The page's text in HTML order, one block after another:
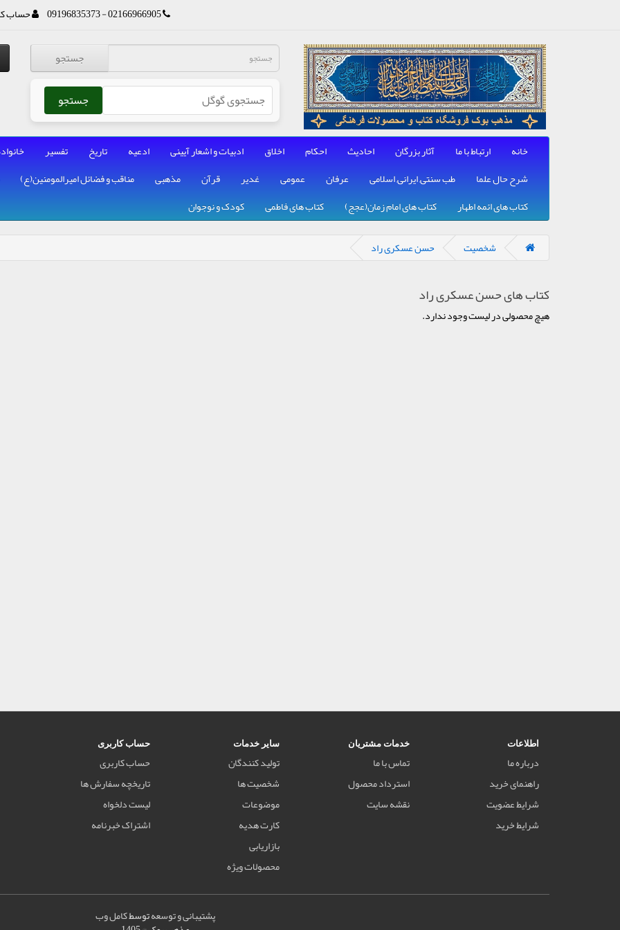
02166966905 - 09196835373 حساب
جستجو
جستجو
خانه ارتباط با ما آثار بزرگان احادیث احکام اخلاق ادبیات و اشعار آیینی ادعیه تاریخ تفسیر
شرح حال علما
طب سنتی, ایرانی, اسلامی عرفان عمومی غدیر قرآن مذهبی مناقب و فضائل امیرالمومنین(ع)
کتاب های ائمه اطهار
کتاب های امام زمان(عجج) کتاب های فاطمی کودک و نوجوان
شخصیت حسن عسکری راد
کتاب های حسن عسکری راد
هیچ محصولی در لیست وجود ندارد.
اطلاعات
درباره ما
راهنمای خرید
شرایط عضویت
شرایط خرید
خدمات مشتریان
تماس با ما
استرداد محصول
نقشه سایت
سایر خدمات
تولید کنندگان
شخصیت ها
موضوعات
کارت هدیه
بازاریابی
محصولات ویژه
حساب کاربری
حساب کاربری
تاریخچه سفارش ها
لیست دلخواه
اشتراک خبرنامه
پشتیبانی و توسعهتوسطکامل وب